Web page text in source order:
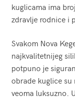
kuglicama ima
zdravlje rodnice i
Svakom Nova
najkvalitetnijeg
potpuno je
obrade kuglice
veoma luksuzno.